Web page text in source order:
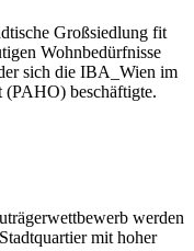
Großsiedlung fit
Wohnbedürfnisse
sich die IBA_Wien im
beschäftigte.
werden
mit hoher